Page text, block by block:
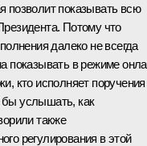
позволит показывать всю
Потому что
далеко не всегда
показывать в режиме
кто исполняет поручения
услышать, как
также
регулирования в этой